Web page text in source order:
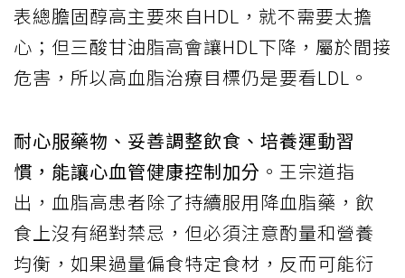
表總膽固醇高主要來自HDL，就不需要太擔
心；但三酸甘油脂高會讓HDL下降，屬於間接
危害，所以高血脂治療目標仍是要看LDL。
耐心服藥物、妥善調整飲食、培養運動習
慣，能讓心血管健康控制加分 。王宗道指
出，血脂高患者除了持續服用降血脂藥，飲
食上沒有絕對禁忌，但必須注意酌量和營養
均衡，如果過量偏食特定食材，反而可能衍